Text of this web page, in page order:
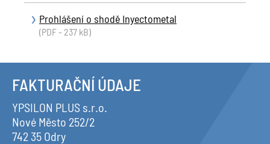
Prohlášení o shodě Inyectometal
(PDF - 237 kB)
FAKTURAČNÍ ÚDAJE
YPSILON PLUS s.r.o.
Nové Město 252/2
742 35 Odry